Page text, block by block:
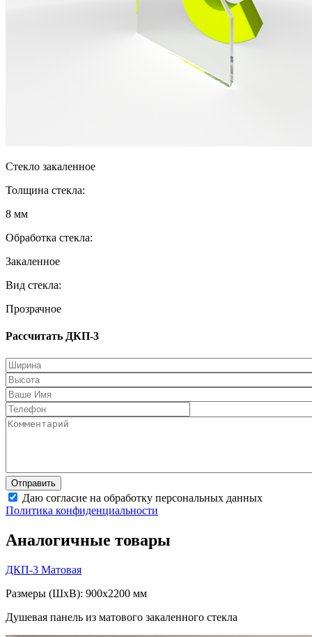
Стекло закаленное
Толщина стекла:
8 мм
Обработка стекла:
Закаленное
Вид стекла:
Прозрачное
Рассчитать ДКП-3
Даю согласие на обработку персональных данных
Политика конфиденциальности
Аналогичные товары
ДКП-3 Матовая
Размеры (ШxВ): 900x2200 мм
Душевая панель из матового закаленного стекла